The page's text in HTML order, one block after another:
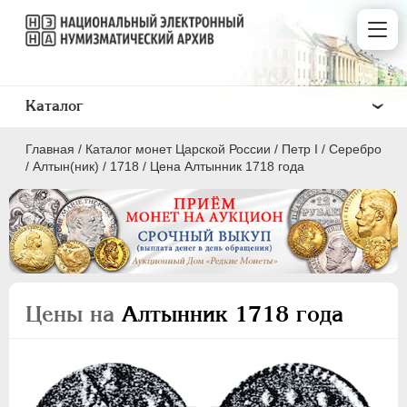
Главная / Каталог монет Царской России / Пeтр I / Серебро
/ Алтын(ник) / 1718 / Цена Алтынник 1718 года
Цены на Алтынник 1718 года
Каталог
ПEТР I 1699 - 1725
Серебро
Полтина